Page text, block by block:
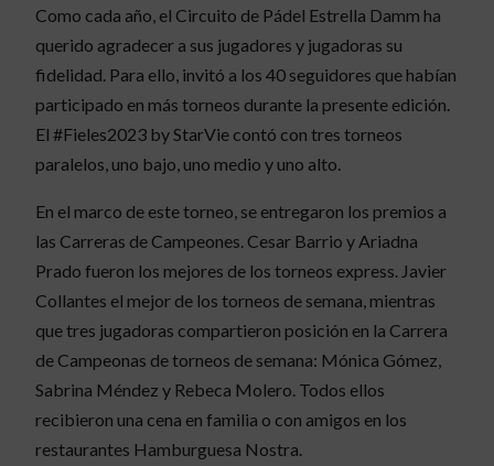
Como cada año, el Circuito de Pádel Estrella Damm ha
querido agradecer a sus jugadores y jugadoras su
fidelidad. Para ello, invitó a los 40 seguidores que habían
participado en más torneos durante la presente edición.
El #Fieles2023 by StarVie contó con tres torneos
paralelos, uno bajo, uno medio y uno alto.
En el marco de este torneo, se entregaron los premios a
las Carreras de Campeones. Cesar Barrio y Ariadna
Prado fueron los mejores de los torneos express. Javier
Collantes el mejor de los torneos de semana, mientras
que tres jugadoras compartieron posición en la Carrera
de Campeonas de torneos de semana: Mónica Gómez,
Sabrina Méndez y Rebeca Molero. Todos ellos
recibieron una cena en familia o con amigos en los
restaurantes Hamburguesa Nostra.